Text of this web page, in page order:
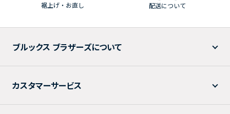
裾上げ・お直し 配送について
ブルックス ブラザーズについて
カスタマーサービス